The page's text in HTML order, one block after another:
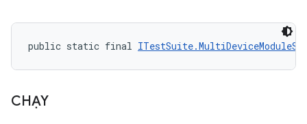
public static final
CHẠY